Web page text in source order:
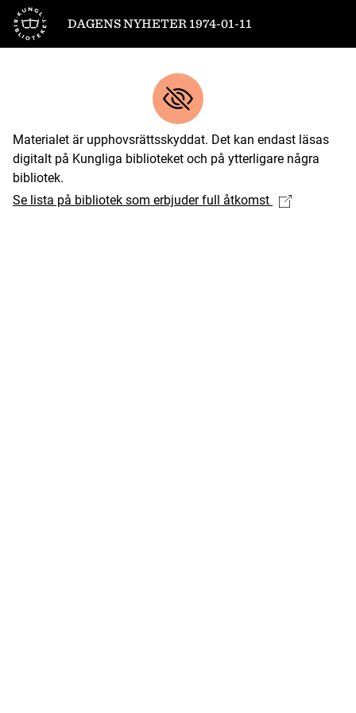
Till startsidan
DAGENS NYHETER 1974-01-11
Materialet är upphovsrättsskyddat. Det kan endast läsas
digitalt på Kungliga biblioteket och på ytterligare några
bibliotek.
Se lista på bibliotek som erbjuder full åtkomst